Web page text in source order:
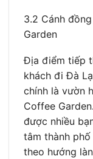
3.2 Cánh
Garden
Địa điểm tiếp
khách đi Đà
chính là vườn
Coffee
được nhiều
tâm thành
theo hướng